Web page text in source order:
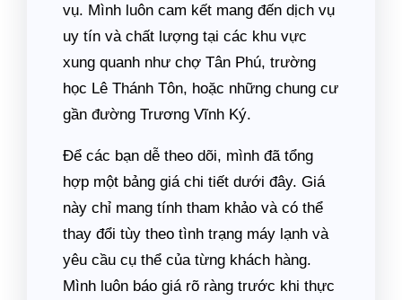
vụ. Mình luôn cam kết mang đến dịch vụ
uy tín và chất lượng tại các khu vực
xung quanh như chợ Tân Phú, trường
học Lê Thánh Tôn, hoặc những chung cư
gần đường Trương Vĩnh Ký.
Để các bạn dễ theo dõi, mình đã tổng
hợp một bảng giá chi tiết dưới đây. Giá
này chỉ mang tính tham khảo và có thể
thay đổi tùy theo tình trạng máy lạnh và
yêu cầu cụ thể của từng khách hàng.
Mình luôn báo giá rõ ràng trước khi thực